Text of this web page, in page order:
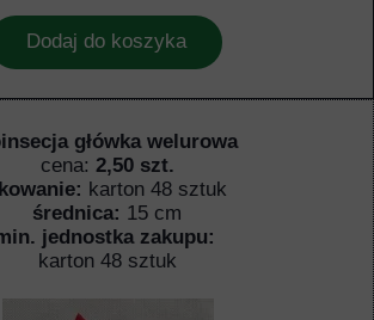
Dodaj do koszyka
główka welurowa
cena: 2,50 szt.
karton 48 sztuk
średnica: 15 cm
jednostka zakupu:
karton 48 sztuk